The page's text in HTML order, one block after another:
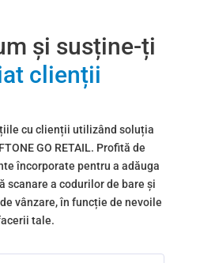
și susține-ți
clienții
cu clienții utilizând soluția
GO RETAIL. Profită de
încorporate pentru a adăuga
scanare a codurilor de bare și
vânzare, în funcție de nevoile
tale.